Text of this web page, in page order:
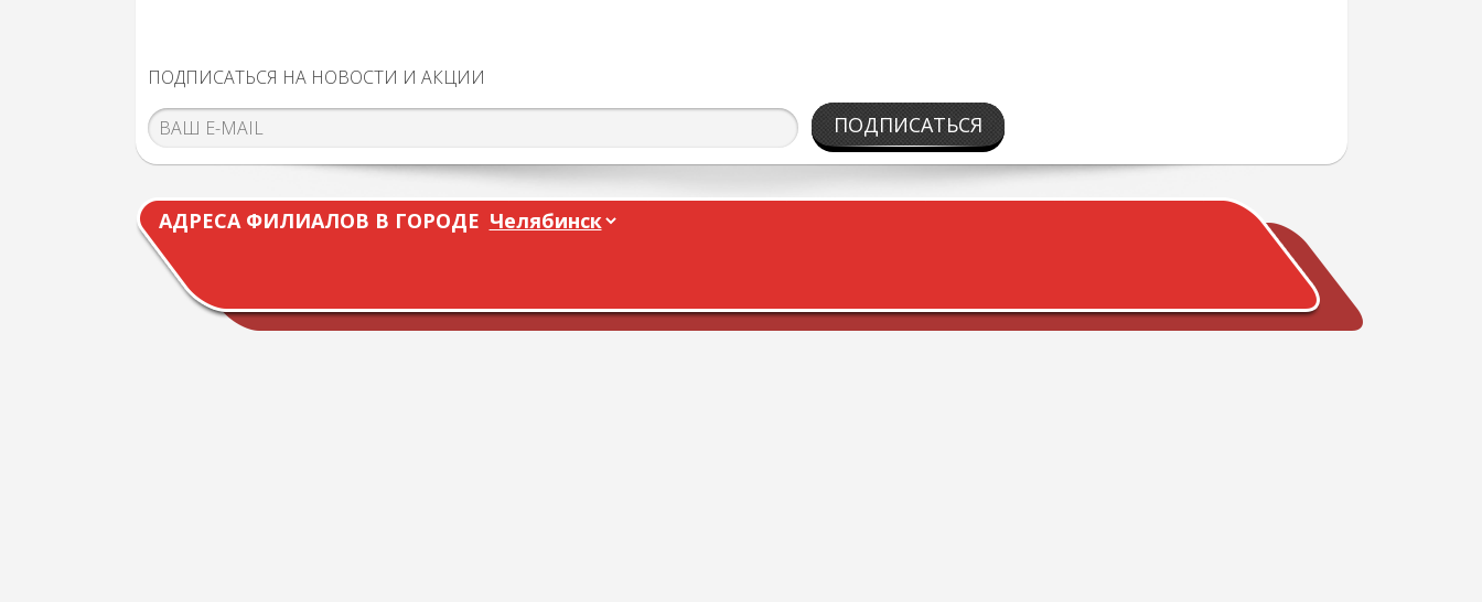
ПОДПИСАТЬСЯ НА НОВОСТИ И АКЦИИ
ПОДПИСАТЬСЯ
АДРЕСА ФИЛИАЛОВ В ГОРОДЕ